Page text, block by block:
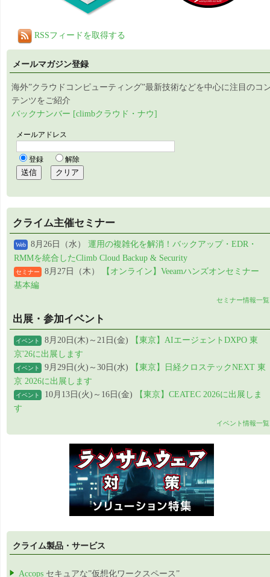
RSSフィードを取得する
メールマガジン登録
海外”クラウドコンピューティング”最新技術などを中心に注目のコ
テンツをご紹介
バックナンバー [climbクラウド・ナウ]
クライム主催セミナー
Web 8月26日（水） 運用の複雑化を解消！バックアップ・EDR・
RMMを統合したClimb Cloud Backup & Security
セミナー 8月27日（木）
【オンライン】Veeamハンズオンセミナー
基本編
セミナー情報一覧
出展・参加イベント
イベント 8月20日(木)～21日(金)
【東京】AIエージェントDXPO 東
京'26に出展します
イベント 9月29日(火)～30日(水)
【東京】日経クロステックNEXT 東
京 2026に出展します
イベント 10月13日(火)～16日(金)
【東京】CEATEC 2026に出展しま
す
イベント情報一覧
クライム製品・サービス
Accops セキュアな”仮想化ワークスペース”